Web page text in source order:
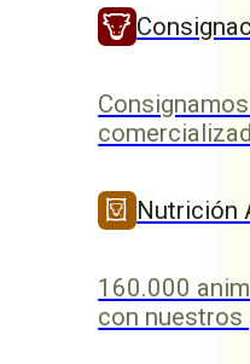
Nutrición
160.000
con